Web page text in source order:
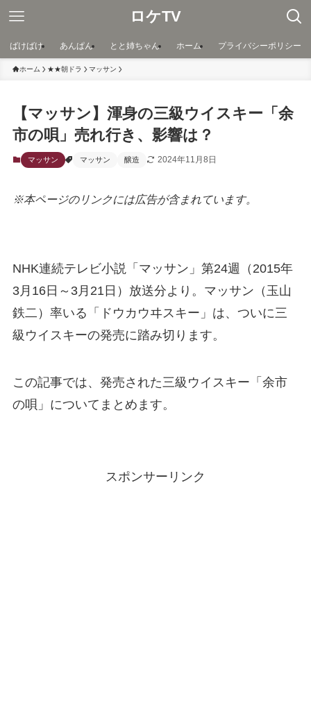
ロケTV
ばけばけ あんぱん とと姉ちゃん ホーム プライバシーポリシー
ホーム ★★朝ドラ マッサン
【マッサン】渾身の三級ウイスキー「余
市の唄」売れ行き、影響は？
マッサン マッサン 醸造 2024年11月8日
※本ページのリンクには広告が含まれています。
NHK連続テレビ小説「マッサン」第24週（2015年
3月16日～3月21日）放送分より。マッサン（玉山
鉄二）率いる「ドウカウヰスキー」は、ついに三
級ウイスキーの発売に踏み切ります。
この記事では、発売された三級ウイスキー「余市
の唄」についてまとめます。
スポンサーリンク